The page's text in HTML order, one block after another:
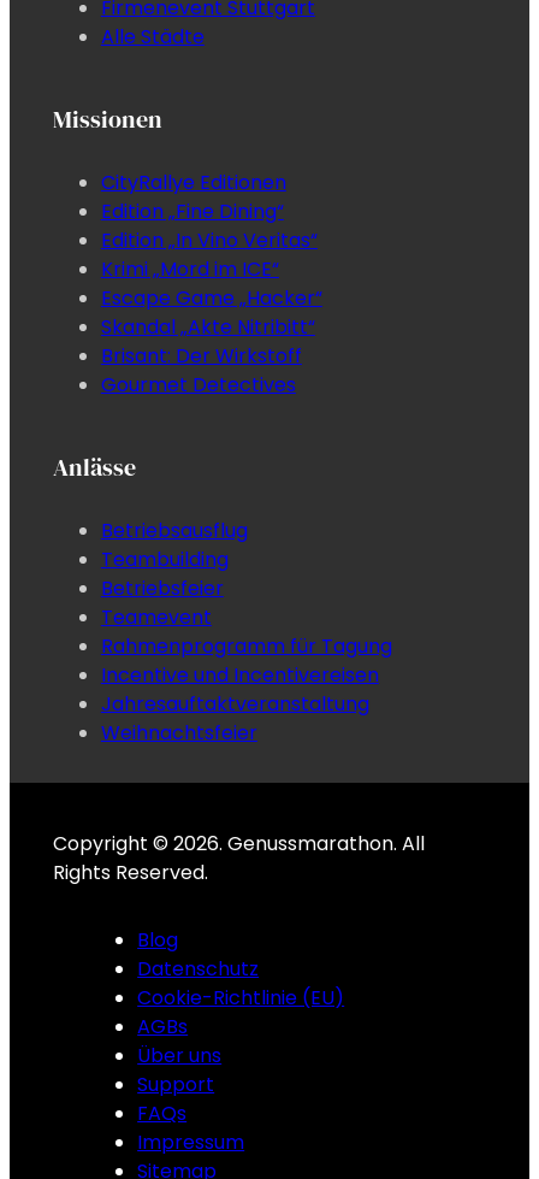
Firmenevent Stuttgart
Alle Städte
Missionen
CityRallye Editionen
Edition „Fine Dining“
Edition „In Vino Veritas“
Krimi „Mord im ICE“
Escape Game „Hacker“
Skandal „Akte Nitribitt“
Brisant: Der Wirkstoff
Gourmet Detectives
Anlässe
Betriebsausflug
Teambuilding
Betriebsfeier
Teamevent
Rahmenprogramm für Tagung
Incentive und Incentivereisen
Jahresauftaktveranstaltung
Weihnachtsfeier
Copyright © 2026. Genussmarathon. All
Rights Reserved.
Blog
Datenschutz
Cookie-Richtlinie (EU)
AGBs
Über uns
Support
FAQs
Impressum
Sitemap